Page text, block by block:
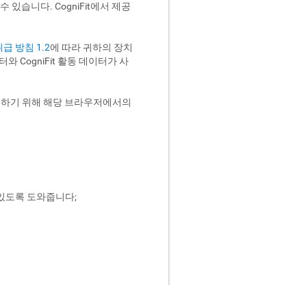
있습니다. CogniFit에서 제공
급 방침 1.2에 따라 귀하의 장치
와 CogniFit 활동 데이터가 사
기 위해 해당 브라우저에서의
도록 도와줍니다;